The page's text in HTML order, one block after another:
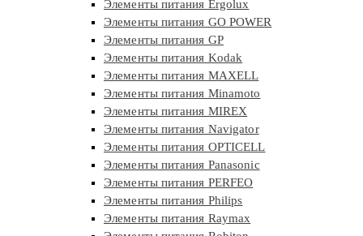
Элементы питания Ergolux
Элементы питания GO POWER
Элементы питания GP
Элементы питания Kodak
Элементы питания MAXELL
Элементы питания Minamoto
Элементы питания MIREX
Элементы питания Navigator
Элементы питания OPTICELL
Элементы питания Panasonic
Элементы питания PERFEO
Элементы питания Philips
Элементы питания Raymax